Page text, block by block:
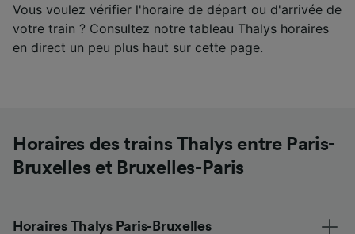
Vous voulez vérifier l'horaire de départ ou d'arrivée de
votre train ? Consultez notre tableau Thalys horaires
en direct un peu plus haut sur cette page.
Horaires des trains Thalys entre Paris-
Bruxelles et Bruxelles-Paris
Horaires Thalys Paris-Bruxelles